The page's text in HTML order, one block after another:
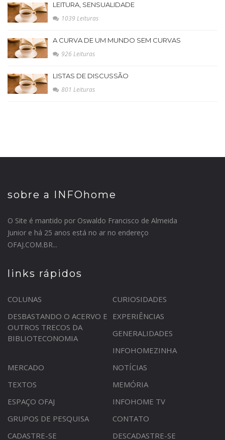
LEITURA, SENSUALIDADE
1039 Leituras
A CURVA DE UM MUNDO SEM CURVAS
926 Leituras
LISTAS DE DISCUSSÃO
801 Leituras
sobre a INFOhome
O Site é mantido por Oswaldo Francisco de Almeida
Junior e há 25 anos está no ar no endereço
OFAJ.COM.BR...
links rápidos
COLUNAS
CURIOSIDADES
DESBASTANDO O ACERVO E
OUTROS TRECOS DA
BIBLIOTECONOMIA
EXPERIÊNCIAS
GENERALIDADES
INFOHOMEZINHA
MERCADO
NOTÍCIAS
TEXTOS
MEMÓRIA
ESPAÇO OFAJ
INFOHOME TV
GRUPOS DE PESQUISA
CONTATO
CADASTRE-SE
DESCADASTRE-SE